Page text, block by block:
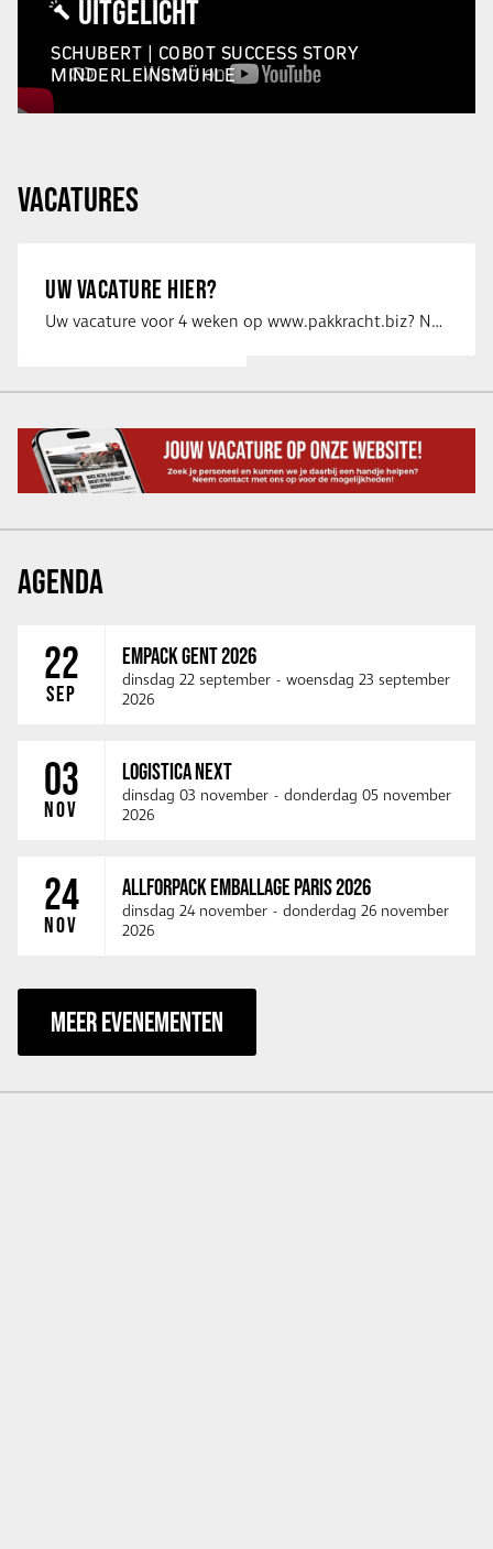
UITGELICHT
SCHUBERT | COBOT SUCCESS STORY
MINDERLEINSMÜHLE
VACATURES
UW VACATURE HIER?
Uw vacature voor 4 weken op www.pakkracht.biz? Neem dan contact op met Yannick van …
AGENDA
22
SEP
EMPACK GENT 2026
dinsdag 22 september - woensdag 23 september
2026
03
NOV
LOGISTICA NEXT
dinsdag 03 november - donderdag 05 november
2026
24
NOV
ALLFORPACK EMBALLAGE PARIS 2026
dinsdag 24 november - donderdag 26 november
2026
MEER EVENEMENTEN